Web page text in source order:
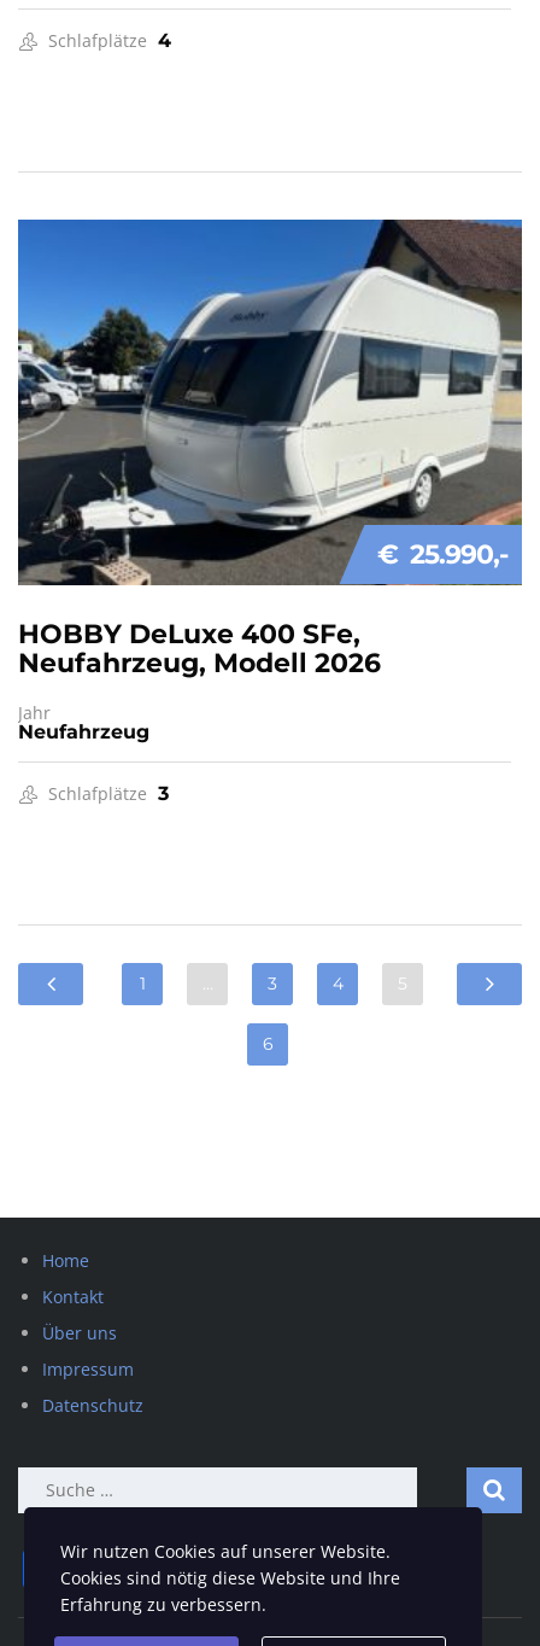
Schlafplätze 4
€ 25.990
HOBBY DeLuxe 400 SFe,
Neufahrzeug, Modell 2026
Jahr
Neufahrzeug
Schlafplätze 3
1 … 3 4 5
6
Home
Kontakt
Über uns
Impressum
Datenschutz
Suche
nach:
Facebook
Twitter
EmailTeilen
Wir nutzen Cookies auf unserer Website.
Cookies sind nötig diese Website und Ihre
Erfahrung zu verbessern.